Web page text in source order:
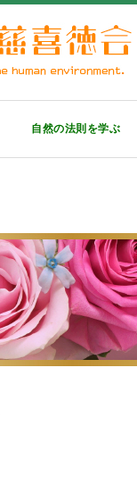
自然の法則を学ぶ